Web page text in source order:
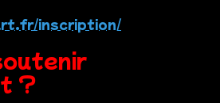
inscription/
?